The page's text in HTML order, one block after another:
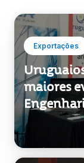
Exportações
maiores